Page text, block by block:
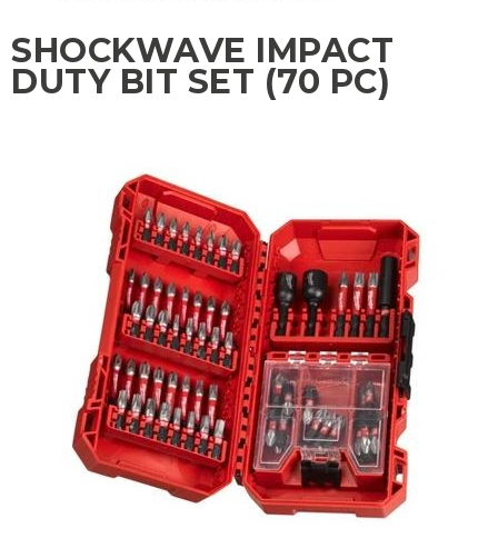
SHOCKWAVE IMPACT
DUTY BIT SET (70 PC)